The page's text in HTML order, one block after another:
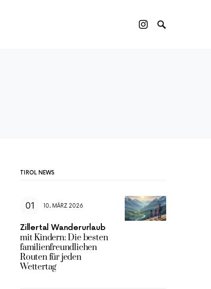
TIROL NEWS
10. MÄRZ 2026
Zillertal Wanderurlaub
mit Kindern: Die besten
familienfreundlichen
Routen für jeden
Wettertag